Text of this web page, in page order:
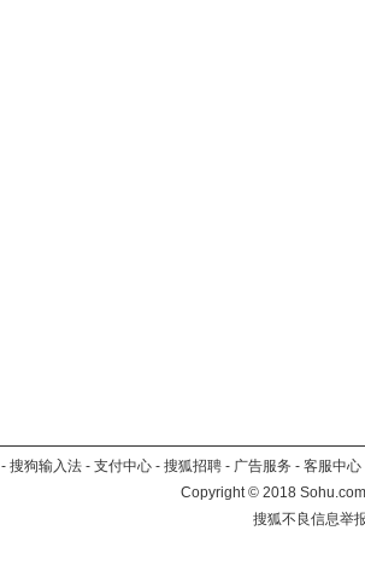
- 搜狗输入法 - 支付中心 - 搜狐招聘 - 广告服务 - 客服中心
Copyright©2018
搜狐不良信息举